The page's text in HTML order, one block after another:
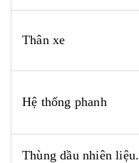
Thân xe
Hệ thống phanh
Thùng dầu nhiên liệu.